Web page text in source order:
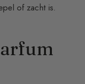
of zacht is.